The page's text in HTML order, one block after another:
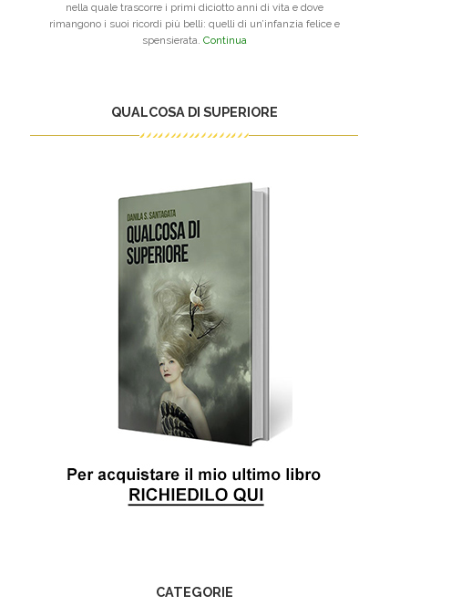
nella quale trascorre i primi diciotto anni di vita e dove
rimangono i suoi ricordi più belli: quelli di un’infanzia felice e
spensierata. Continua
QUALCOSA DI SUPERIORE
CATEGORIE